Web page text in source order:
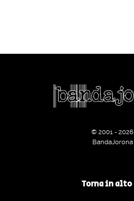
© 2001 - 2026
BandaJorona
Torna in alto